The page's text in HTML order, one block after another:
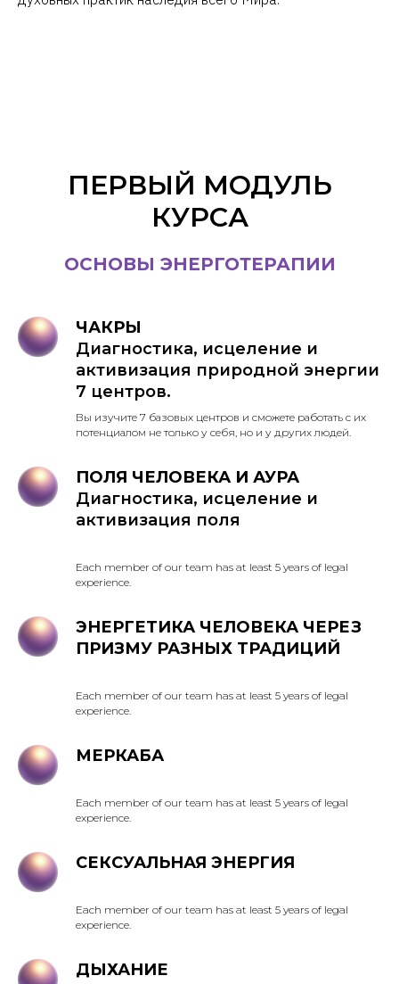
ПЕРВЫЙ МОДУЛЬ
КУРСА
ОСНОВЫ ЭНЕРГОТЕРАПИИ
ЧАКРЫ
Диагностика, исцеление и
активизация природной энергии
7 центров.
Вы изучите 7 базовых центров и сможете работать с их
потенциалом не только у себя, но и у других людей.
ПОЛЯ ЧЕЛОВЕКА И АУРА
Диагностика, исцеление и
активизация поля
Each member of our team has at least 5 years of legal
experience.
ЭНЕРГЕТИКА ЧЕЛОВЕКА ЧЕРЕЗ
ПРИЗМУ РАЗНЫХ ТРАДИЦИЙ
Each member of our team has at least 5 years of legal
experience.
МЕРКАБА
Each member of our team has at least 5 years of legal
experience.
СЕКСУАЛЬНАЯ ЭНЕРГИЯ
Each member of our team has at least 5 years of legal
experience.
ДЫХАНИЕ